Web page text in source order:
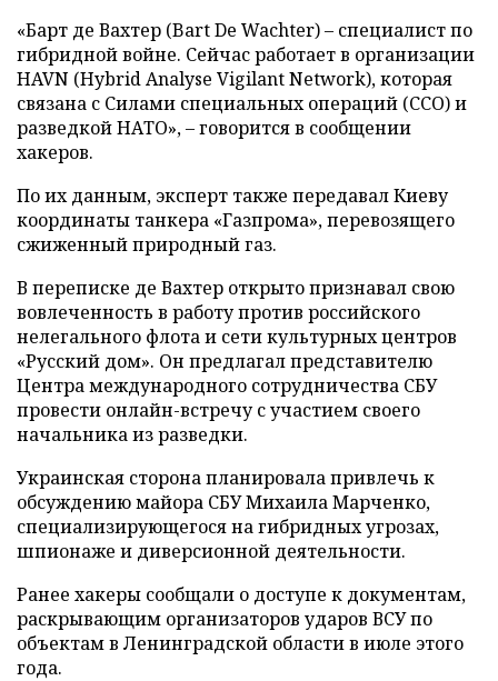
«Барт де Вахтер (Bart De Wachter) – специалист по
гибридной войне. Сейчас работает в организации
HAVN (Hybrid Analyse Vigilant Network), которая
связана с Силами специальных операций (ССО) и
разведкой НАТО», – говорится в сообщении
хакеров.
По их данным, эксперт также передавал Киеву
координаты танкера «Газпрома», перевозящего
сжиженный природный газ.
В переписке де Вахтер открыто признавал свою
вовлеченность в работу против российского
нелегального флота и сети культурных центров
«Русский дом». Он предлагал представителю
Центра международного сотрудничества СБУ
провести онлайн-встречу с участием своего
начальника из разведки.
Украинская сторона планировала привлечь к
обсуждению майора СБУ Михаила Марченко,
специализирующегося на гибридных угрозах,
шпионаже и диверсионной деятельности.
Ранее хакеры сообщали о доступе к документам,
раскрывающим организаторов ударов ВСУ по
объектам в Ленинградской области в июле этого
года.